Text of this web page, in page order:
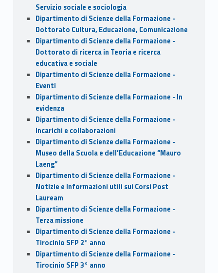
Servizio sociale e sociologia
Dipartimento di Scienze della Formazione -
Dottorato Cultura, Educazione, Comunicazione
Dipartimento di Scienze della Formazione -
Dottorato di ricerca in Teoria e ricerca
educativa e sociale
Dipartimento di Scienze della Formazione -
Eventi
Dipartimento di Scienze della Formazione - In
evidenza
Dipartimento di Scienze della Formazione -
Incarichi e collaborazioni
Dipartimento di Scienze della Formazione -
Museo della Scuola e dell’Educazione “Mauro
Laeng”
Dipartimento di Scienze della Formazione -
Notizie e Informazioni utili sui Corsi Post
Lauream
Dipartimento di Scienze della Formazione -
Terza missione
Dipartimento di Scienze della Formazione -
Tirocinio SFP 2° anno
Dipartimento di Scienze della Formazione -
Tirocinio SFP 3° anno